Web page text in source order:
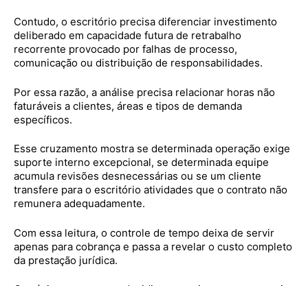
Contudo, o escritório precisa diferenciar investimento
deliberado em capacidade futura de retrabalho
recorrente provocado por falhas de processo,
comunicação ou distribuição de responsabilidades.
Por essa razão, a análise precisa relacionar horas não
faturáveis a clientes, áreas e tipos de demanda
específicos.
Esse cruzamento mostra se determinada operação exige
suporte interno excepcional, se determinada equipe
acumula revisões desnecessárias ou se um cliente
transfere para o escritório atividades que o contrato não
remunera adequadamente.
Com essa leitura, o controle de tempo deixa de servir
apenas para cobrança e passa a revelar o custo completo
da prestação jurídica.